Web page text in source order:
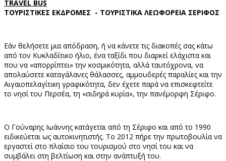
TRAVEL BUS
ΤΟΥΡΙΣΤΙΚΕΣ ΕΚΔΡΟΜΕΣ - ΤΟΥΡΙΣΤΙΚΑ ΛΕΩΦΟΡΕΙΑ ΣΕΡΙΦΟΣ
Εάν θελήσετε μια απόδραση, ή να κάνετε τις διακοπές σας κάτω
από τον Κυκλαδίτικο ήλιο, ένα ταξίδι που διαρκεί ελάχιστα και
που να «απορρίπτει» την κοσμικότητα, αλλά ταυτόχρονα, να
απολαύσετε καταγάλανες θάλασσες, αμμουδερές παραλίες και την
Αιγαιοπελαγίτικη γραφικότητα, δεν έχετε παρά να επισκεφτείτε
το νησί του Περσέα, τη «σιδηρά κυρία», την πανέμορφη Σέριφο.
Ο Γούναρης Ιωάννης κατάγεται από τη Σέριφο και από το 1990
ειδικεύεται ως αυτοκινητιστής. Το 2012 πήρε την πρωτοβουλία να
εργαστεί στο πλαίσιο του τουρισμού στο νησί του και να
συμβάλει στη βελτίωση και στην ανάπτυξή του.